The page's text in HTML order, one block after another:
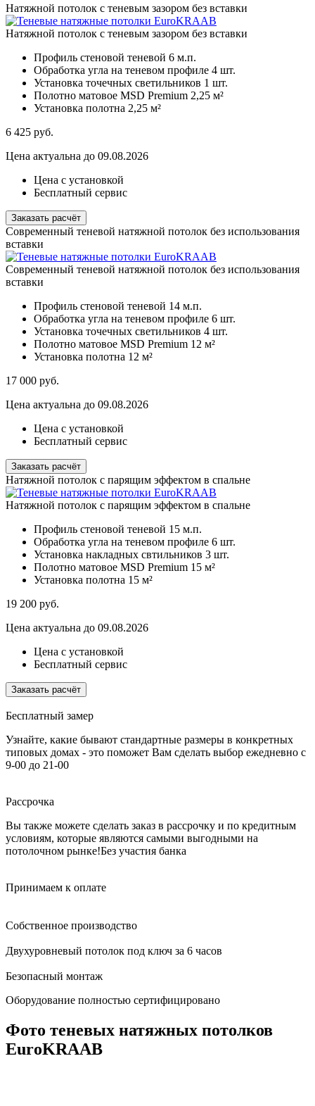
Натяжной потолок с теневым зазором без вставки
Натяжной потолок с теневым зазором без вставки
Профиль стеновой теневой 6 м.п.
Обработка угла на теневом профиле 4 шт.
Установка точечных светильников 1 шт.
Полотно матовое MSD Premium 2,25 м²
Установка полотна 2,25 м²
6 425 руб.
Цена актуальна до 09.08.2026
Цена с установкой
Бесплатный сервис
Заказать расчёт
Современный теневой натяжной потолок без использования
вставки
Современный теневой натяжной потолок без использования
вставки
Профиль стеновой теневой 14 м.п.
Обработка угла на теневом профиле 6 шт.
Установка точечных светильников 4 шт.
Полотно матовое MSD Premium 12 м²
Установка полотна 12 м²
17 000 руб.
Цена актуальна до 09.08.2026
Цена с установкой
Бесплатный сервис
Заказать расчёт
Натяжной потолок с парящим эффектом в спальне
Натяжной потолок с парящим эффектом в спальне
Профиль стеновой теневой 15 м.п.
Обработка угла на теневом профиле 6 шт.
Установка накладных свтильников 3 шт.
Полотно матовое MSD Premium 15 м²
Установка полотна 15 м²
19 200 руб.
Цена актуальна до 09.08.2026
Цена с установкой
Бесплатный сервис
Заказать расчёт
Бесплатный замер
Узнайте, какие бывают стандартные размеры в конкретных
типовых домах - это поможет Вам сделать выбор ежедневно с
9-00 до 21-00
Рассрочка
Вы также можете сделать заказ в рассрочку и по кредитным
условиям, которые являются самыми выгодными на
потолочном рынке!Без участия банка
Принимаем к оплате
Собственное производство
Двухуровневый потолок под ключ за 6 часов
Безопасный монтаж
Оборудование полностью сертифицировано
Фото теневых натяжных потолков
EuroKRAAB